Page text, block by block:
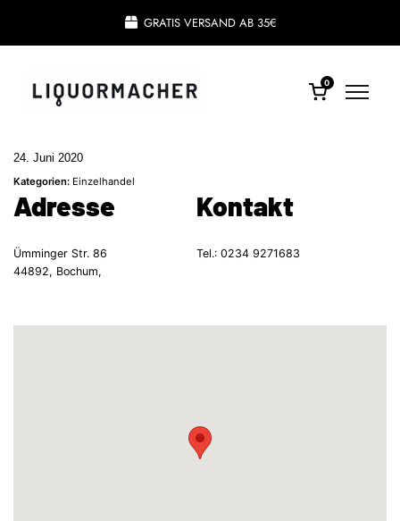
GRATIS VERSAND AB 35€
0
24. Juni 2020
Kategorien: Einzelhandel
Adresse
Ümminger Str. 86
44892, Bochum,
Kontakt
Tel.: 0234 9271683